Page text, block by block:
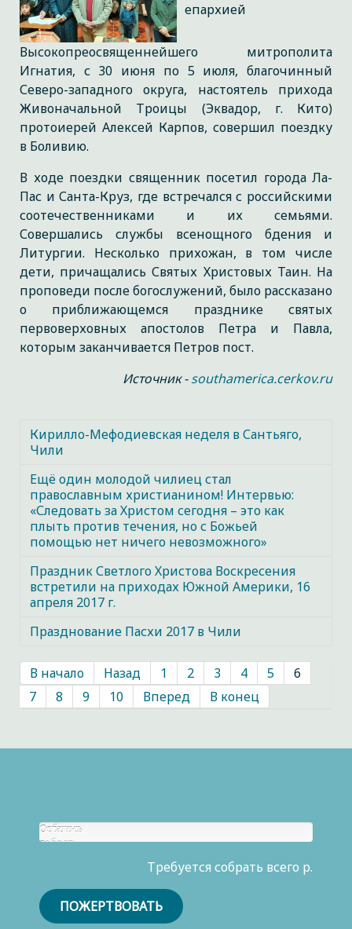
епархией
Высокопреосвященнейшего митрополита
Игнатия, с 30 июня по 5 июля, благочинный
Северо-западного округа, настоятель прихода
Живоначальной Троицы (Эквадор, г. Кито)
протоиерей Алексей Карпов, совершил поездку
в Боливию.
В ходе поездки священник посетил города Ла-
Пас и Санта-Круз, где встречался с российскими
соотечественниками и их семьями.
Совершались службы всенощного бдения и
Литургии. Несколько прихожан, в том числе
дети, причащались Святых Христовых Таин. На
проповеди после богослужений, было рассказано
о приближающемся празднике святых
первоверховных апостолов Петра и Павла,
которым заканчивается Петров пост.
Источник -southamerica.cerkov.ru
Кирилло-Мефодиевская неделя в Сантьяго,
Чили
Ещё один молодой чилиец стал
православным христианином! Интервью:
«Следовать за Христом сегодня – это как
плыть против течения, но с Божьей
помощью нет ничего невозможного»
Праздник Светлого Христова Воскресения
встретили на приходах Южной Америки, 16
апреля 2017 г.
Празднование Пасхи 2017 в Чили
В начало Назад 1 2 3 4 5
6
7
8 9 10 Вперед В конец
Собрано
р.
Осталось
собрать
Требуется собрать всего р.
ПОЖЕРТВОВАТЬ